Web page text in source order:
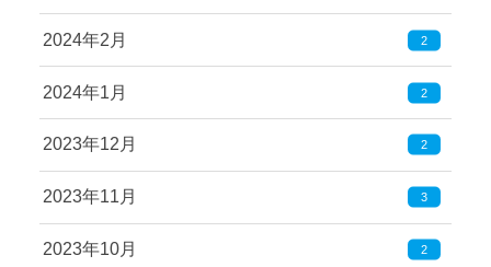
2024年2月 2
2024年1月 2
2023年12月 2
2023年11月 3
2023年10月 2